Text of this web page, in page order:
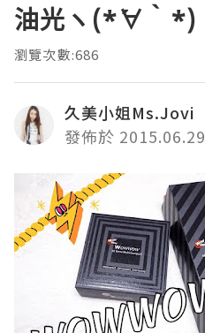
油光ヽ(*´∀｀*)
瀏覽次數:686
久美小姐Ms.Jovi
發佈於 2015.06.29